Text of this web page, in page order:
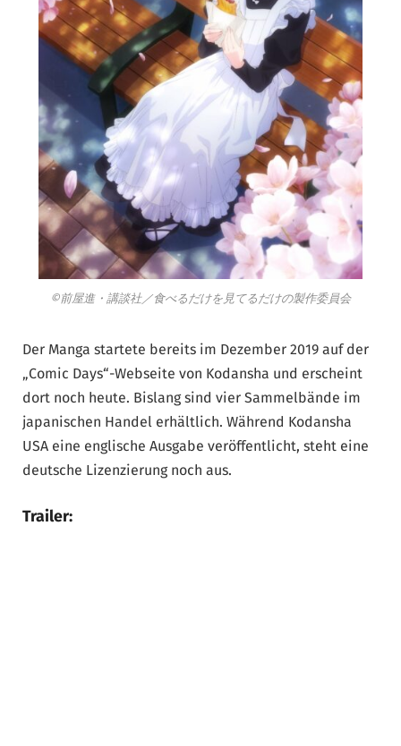
©前屋進・講談社／食べるだけを見てるだけの製作委員会
Der Manga startete bereits im Dezember 2019 auf der
„Comic Days“-Webseite von Kodansha und erscheint
dort noch heute. Bislang sind vier Sammelbände im
japanischen Handel erhältlich. Während Kodansha
USA eine englische Ausgabe veröffentlicht, steht eine
deutsche Lizenzierung noch aus.
Trailer: